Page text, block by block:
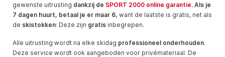
gewenste uitrusting dankzij de SPORT 2000 online garantie. Als je
7 dagen huurt, betaal je er maar 6, want de laatste is gratis, net als
de skistokken: Deze zijn gratis inbegrepen.
Alle uitrusting wordt na elke skidag professioneel onderhouden.
Deze service wordt ook aangeboden voor privémateriaal. De